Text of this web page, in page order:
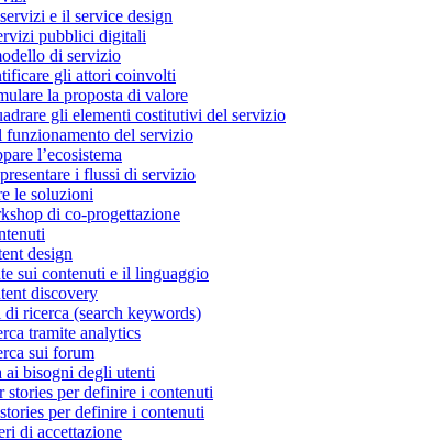
e il service design
pubblici digitali
di servizio
gli attori coinvolti
la proposta di valore
gli elementi costitutivi del servizio
funzionamento del servizio
l’ecosistema
i flussi di servizio
le soluzioni
di co-progettazione
design
sui contenuti e il linguaggio
discovery
ricerca (search keywords)
tramite analytics
sui forum
ai bisogni degli utenti
stories per definire i contenuti
per definire i contenuti
di accettazione